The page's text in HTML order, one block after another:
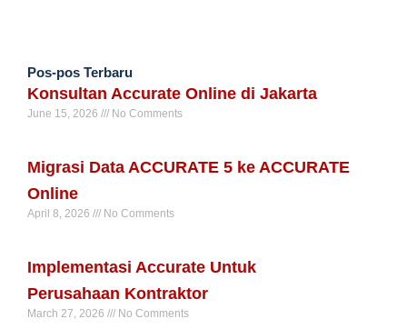
Pos-pos Terbaru
Konsultan Accurate Online di Jakarta
June 15, 2026 No Comments
Migrasi Data ACCURATE 5 ke ACCURATE
Online
April 8, 2026 No Comments
Implementasi Accurate Untuk
Perusahaan Kontraktor
March 27, 2026 No Comments